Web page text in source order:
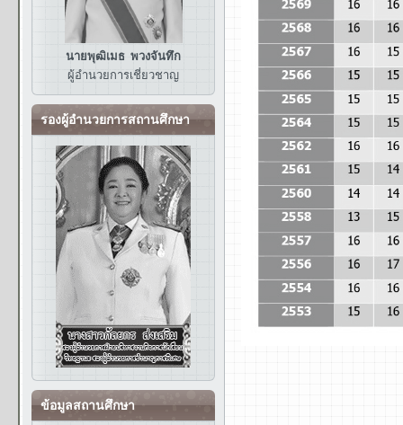
นายพุฒิเมธ พวงจันทึก
ผู้อำนวยการเชี่ยวชาญ
รองผู้อำนวยการสถานศึกษา
ข้อมูลสถานศึกษา